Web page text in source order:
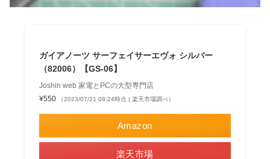
ガイアノーツ サーフェイサーエヴォ シルバー
（82006）【GS-06】
Joshin web 家電とPCの大型専門店
¥550
（2023/07/21 08:24時点 | 楽天市場調べ）
Amazon
楽天市場